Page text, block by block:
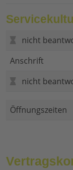
nicht
Anschrift
nicht
Öffnungszeiten